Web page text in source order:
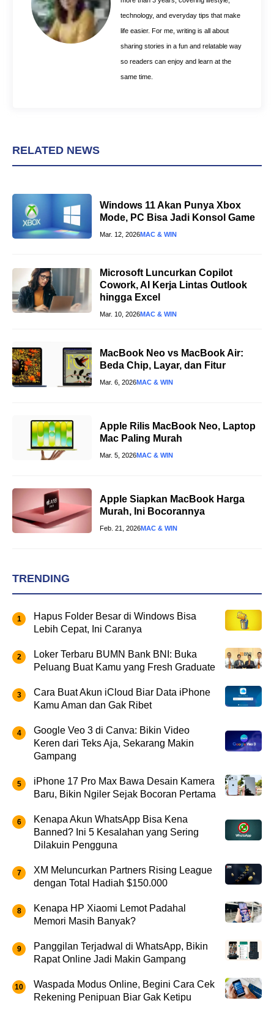
t
technology, and everyday tips that make
life easier. For me, writing is all about
sharing stories in a fun and relatable way
so readers can enjoy and learn at the
same time.
RELATED NEWS
Windows 11 Akan Punya Xbox
Mode, PC Bisa Jadi Konsol Game
Mar. 12, 2026MAC & WIN
Microsoft Luncurkan Copilot
Cowork, AI Kerja Lintas Outlook
hingga Excel
Mar. 10, 2026MAC & WIN
MacBook Neo vs MacBook Air:
Beda Chip, Layar, dan Fitur
Mar. 6, 2026MAC & WIN
Apple Rilis MacBook Neo, Laptop
Mac Paling Murah
Mar. 5, 2026MAC & WIN
Apple Siapkan MacBook Harga
Murah, Ini Bocorannya
Feb. 21, 2026MAC & WIN
TRENDING
Hapus Folder Besar di Windows Bisa
Lebih Cepat, Ini Caranya
Loker Terbaru BUMN Bank BNI: Buka
Peluang Buat Kamu yang Fresh Graduate
Cara Buat Akun iCloud Biar Data iPhone
Kamu Aman dan Gak Ribet
Google Veo 3 di Canva: Bikin Video
Keren dari Teks Aja, Sekarang Makin
Gampang
iPhone 17 Pro Max Bawa Desain Kamera
Baru, Bikin Ngiler Sejak Bocoran Pertama
Kenapa Akun WhatsApp Bisa Kena
Banned? Ini 5 Kesalahan yang Sering
Dilakuin Pengguna
XM Meluncurkan Partners Rising League
dengan Total Hadiah $150.000
Kenapa HP Xiaomi Lemot Padahal
Memori Masih Banyak?
Panggilan Terjadwal di WhatsApp, Bikin
Rapat Online Jadi Makin Gampang
Waspada Modus Online, Begini Cara Cek
Rekening Penipuan Biar Gak Ketipu